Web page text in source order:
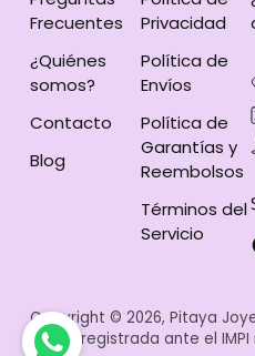
Frecuentes
¿Quiénes
somos?
Contacto
Blog
Privacidad
Política de
Envíos
Política de
Garantías y
Reembolsos
Términos del
Servicio
Copyright © 2026, Pitaya
Marca registrada ante el IMPI